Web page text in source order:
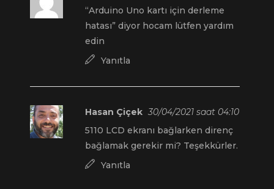
“Arduino Uno kartı için derleme
hatası” diyor hocam lütfen yardım
edin
Yanıtla
Hasan Çiçek 30/04/2021 saat 04:10
5110 LCD ekranı bağlarken direnç
bağlamak gerekir mi? Teşekkürler.
Yanıtla